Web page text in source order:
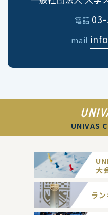
電話
mail
UNIVAS
大
ラ